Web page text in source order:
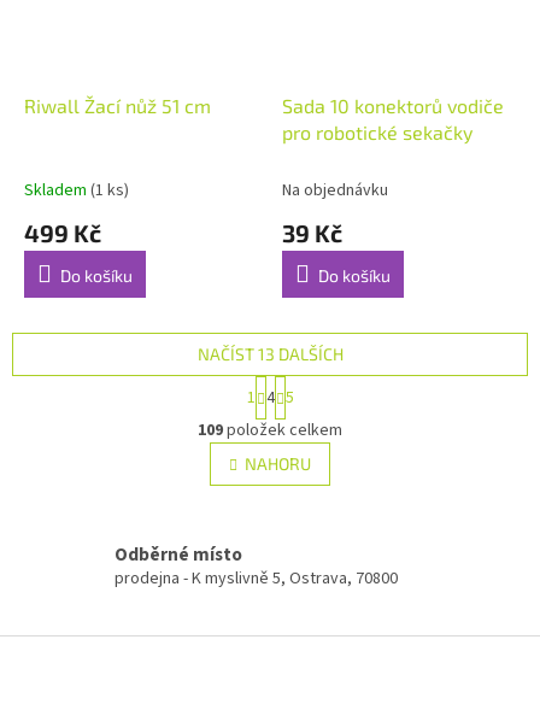
Riwall Žací nůž 51 cm
Skladem (1 ks)
499 Kč
Do košíku
Sada 10 konektorů vodiče
pro robotické sekačky
Na objednávku
39 Kč
Do košíku
O
v
l
á
í
NAČÍST 13 DALŠÍCH
t
r
á
n
k
n
í
1 4 5
109položek celkem
NAHORU
Odběrné místo
prodejna - K myslivně 5, Ostrava, 70800